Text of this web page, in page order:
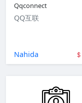
Qqconnect
QQ互联
Nahida